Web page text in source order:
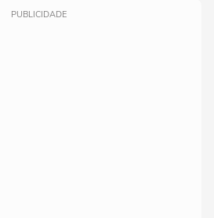
PUBLICIDADE